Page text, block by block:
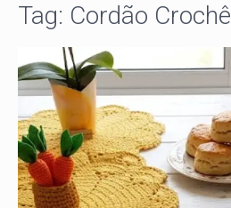
Tag: Cordão Crochê